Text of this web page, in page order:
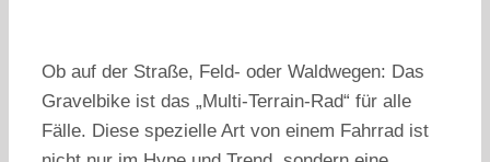
Ob auf der Straße, Feld- oder Waldwegen: Das
Gravelbike ist das „Multi-Terrain-Rad“ für alle
Fälle. Diese spezielle Art von einem Fahrrad ist